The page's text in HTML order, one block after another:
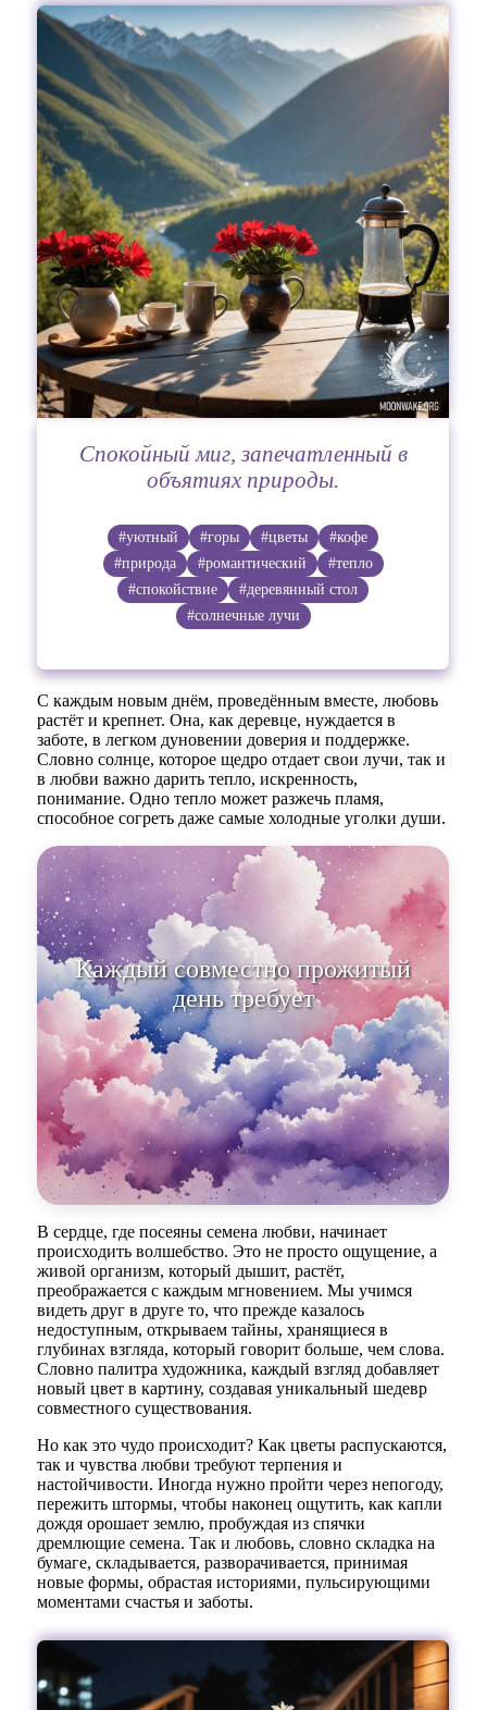
Спокойный миг, запечатленный в
объятиях природы.
#уютный #горы #цветы
#кофе
#природа
#романтический
#тепло
#спокойствие
#деревянный стол
#солнечные лучи
С каждым новым днём, проведённым вместе, любовь
растёт и крепнет. Она, как деревце, нуждается в
заботе, в легком дуновении доверия и поддержке.
Словно солнце, которое щедро отдает свои лучи, так и
в любви важно дарить тепло, искренность,
понимание. Одно тепло может разжечь пламя,
способное согреть даже самые холодные уголки души.
Каждый совместно прожитый
день требует внимательности и
нежност
В сердце, где посеяны семена любви, начинает
происходить волшебство. Это не просто ощущение, а
живой организм, который дышит, растёт,
преображается с каждым мгновением. Мы учимся
видеть друг в друге то, что прежде казалось
недоступным, открываем тайны, хранящиеся в
глубинах взгляда, который говорит больше, чем слова.
Словно палитра художника, каждый взгляд добавляет
новый цвет в картину, создавая уникальный шедевр
совместного существования.
Но как это чудо происходит? Как цветы распускаются,
так и чувства любви требуют терпения и
настойчивости. Иногда нужно пройти через непогоду,
пережить штормы, чтобы наконец ощутить, как капли
дождя орошает землю, пробуждая из спячки
дремлющие семена. Так и любовь, словно складка на
бумаге, складывается, разворачивается, принимая
новые формы, обрастая историями, пульсирующими
моментами счастья и заботы.